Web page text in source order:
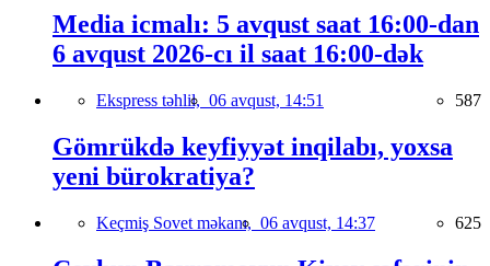
Media icmalı: 5 avqust saat 16:00-dan
6 avqust 2026-cı il saat 16:00-dək
Ekspress təhlil, 06 avqust, 14:51 587
Gömrükdə keyfiyyət inqilabı, yoxsa
yeni bürokratiya?
Keçmiş Sovet məkanı, 06 avqust, 14:37 625